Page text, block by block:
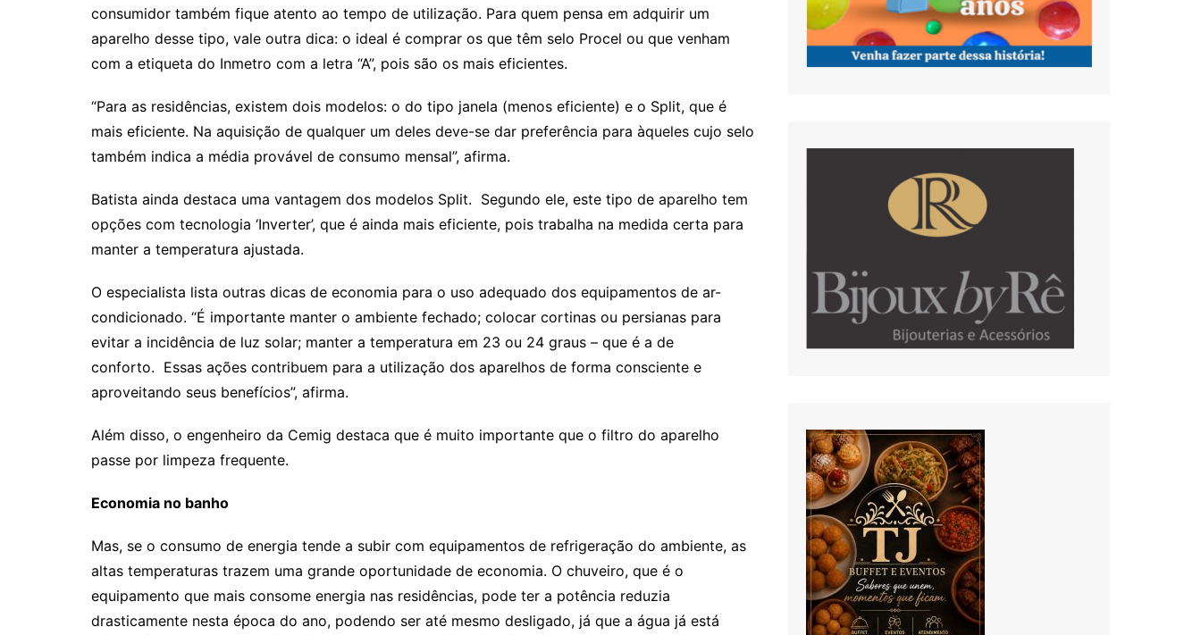
consumidor também fique atento ao tempo de utilização. Para quem pensa em adquirir um
aparelho desse tipo, vale outra dica: o ideal é comprar os que têm selo Procel ou que venham
com a etiqueta do Inmetro com a letra “A”, pois são os mais eficientes.
“Para as residências, existem dois modelos: o do tipo janela (menos eficiente) e o Split, que é
mais eficiente. Na aquisição de qualquer um deles deve-se dar preferência para àqueles cujo selo
também indica a média provável de consumo mensal”, afirma.
Batista ainda destaca uma vantagem dos modelos Split. Segundo ele, este tipo de aparelho tem
opções com tecnologia ‘Inverter’, que é ainda mais eficiente, pois trabalha na medida certa para
manter a temperatura ajustada.
O especialista lista outras dicas de economia para o uso adequado dos equipamentos de ar-
condicionado. “É importante manter o ambiente fechado; colocar cortinas ou persianas para
evitar a incidência de luz solar; manter a temperatura em 23 ou 24 graus – que é a de
conforto. Essas ações contribuem para a utilização dos aparelhos de forma consciente e
aproveitando seus benefícios”, afirma.
Além disso, o engenheiro da Cemig destaca que é muito importante que o filtro do aparelho
passe por limpeza frequente.
Economia no banho
Mas, se o consumo de energia tende a subir com equipamentos de refrigeração do ambiente, as
altas temperaturas trazem uma grande oportunidade de economia. O chuveiro, que é o
equipamento que mais consome energia nas residências, pode ter a potência reduzia
drasticamente nesta época do ano, podendo ser até mesmo desligado, já que a água já está